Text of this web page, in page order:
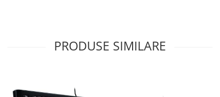
PRODUSE SIMILARE